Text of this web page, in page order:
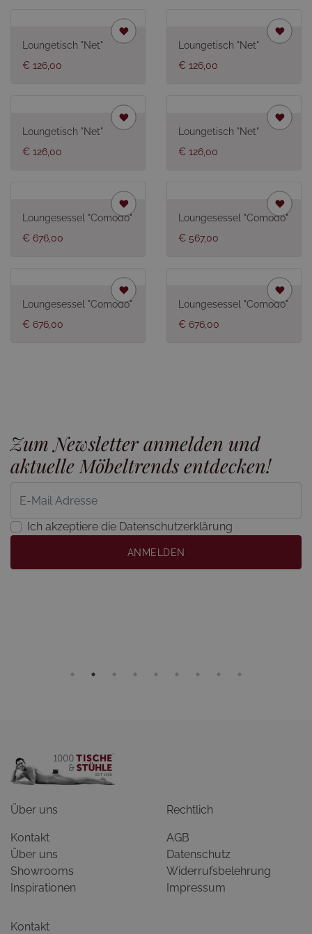
Loungetisch "Net"
€ 126,00
Loungetisch "Net"
€ 126,00
Loungetisch "Net"
€ 126,00
Loungetisch "Net"
€ 126,00
Loungesessel "Comodo"
€ 676,00
Loungesessel "Comodo"
€ 567,00
Loungesessel "Comodo"
€ 676,00
Loungesessel "Comodo"
€ 676,00
Zum Newsletter anmelden und
aktuelle Möbeltrends entdecken!
Ich akzeptiere die Datenschutzerklärung
ANMELDEN
Über uns
Kontakt
Über uns
Showrooms
Inspirationen
Rechtlich
AGB
Datenschutz
Widerrufsbelehrung
Impressum
Kontakt